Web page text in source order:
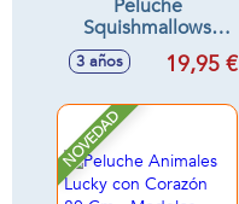
Peluche
Squishmallows
Hello Kitty rosa 30
3 años 19,95 €
NOVEDAD